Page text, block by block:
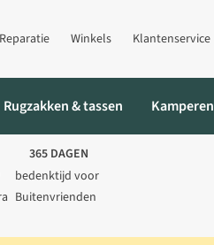
Reparatie Winkels Klantenservice
Rugzakken & tassen Kamperen
365 DAGEN
bedenktijd voor
Buitenvrienden